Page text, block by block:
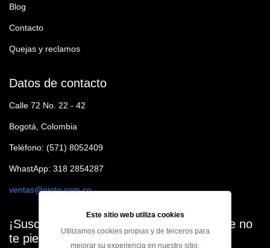
Este sitio web utiliza cookies
Utilizamos cookies propias y de terceros para
mejorar su experiencia en nuestro sitio,
Blog
Contacto
Quejas y reclamos
Datos de contacto
Calle 72 No. 22 - 42
Bogotá, Colombia
Teléfono: (571) 8052409
WhastApp: 318 2854287
ventas@gioto.com.co
¡Suscribete a nuestro Newsletter para que no
te pierdas ninguna oferta!